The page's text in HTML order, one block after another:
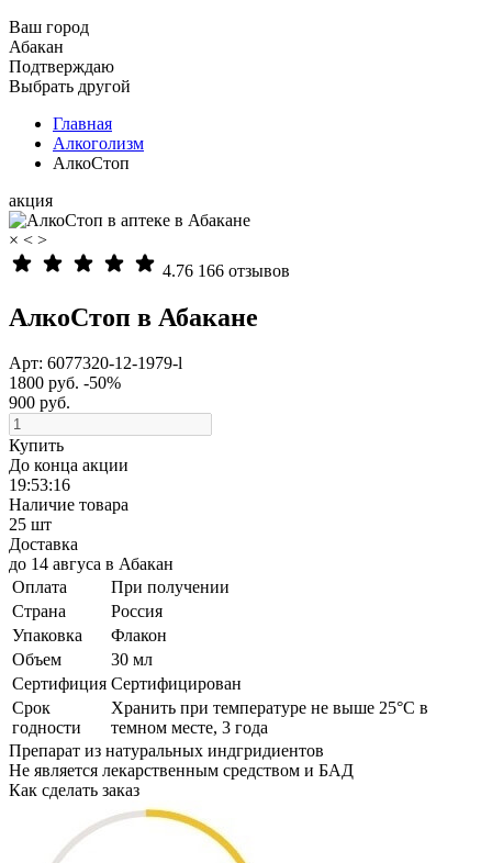
Ваш город
Абакан
Подтверждаю
Выбрать другой
Главная
Алкоголизм
АлкоСтоп
акция
× < >
4.76 166 отзывов
АлкоСтоп в Абакане
Арт: 6077320-12-1979-l
1800 руб. -50%
900 руб.
Купить
До конца акции
19:53:15
Наличие товара
25 шт
Доставка
до 14 авгуса в Абакан
Оплата
При получении
Страна
Россия
Упаковка
Флакон
Объем
30 мл
Сертифиция Сертифицирован
Cрок
годности
Хранить при температуре не выше 25°С в
темном месте, 3 года
Препарат из натуральных индгридиентов
Не является лекарственным средством и БАД
Как сделать заказ